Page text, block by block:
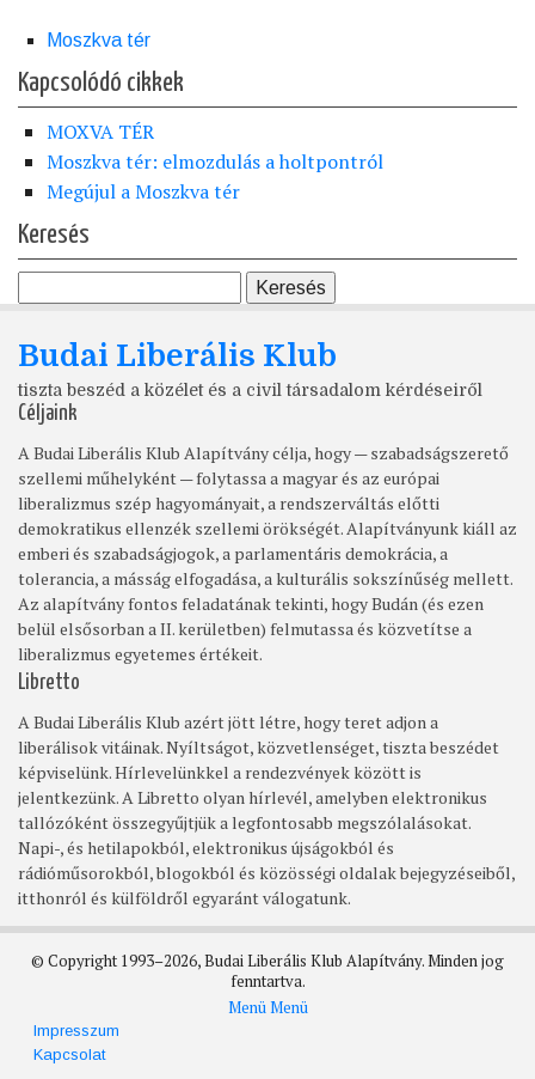
Moszkva tér
Kapcsolódó cikkek
MOXVA TÉR
Moszkva tér: elmozdulás a holtpontról
Megújul a Moszkva tér
Keresés
Budai Liberális Klub
tiszta beszéd a közélet és a civil társadalom kérdéseiről
Céljaink
A Budai Liberális Klub Alapítvány célja, hogy — szabadságszerető
szellemi műhelyként — folytassa a magyar és az európai
liberalizmus szép hagyományait, a rendszerváltás előtti
demokratikus ellenzék szellemi örökségét. Alapítványunk kiáll az
emberi és szabadságjogok, a parlamentáris demokrácia, a
tolerancia, a másság elfogadása, a kulturális sokszínűség mellett.
Az alapítvány fontos feladatának tekinti, hogy Budán (és ezen
belül elsősorban a II. kerületben) felmutassa és közvetítse a
liberalizmus egyetemes értékeit.
Libretto
A Budai Liberális Klub azért jött létre, hogy teret adjon a
liberálisok vitáinak. Nyíltságot, közvetlenséget, tiszta beszédet
képviselünk. Hírlevelünkkel a rendezvények között is
jelentkezünk. A Libretto olyan hírlevél, amelyben elektronikus
tallózóként összegyűjtjük a legfontosabb megszólalásokat.
Napi-, és hetilapokból, elektronikus újságokból és
rádióműsorokból, blogokból és közösségi oldalak bejegyzéseiből,
itthonról és külföldről egyaránt válogatunk.
© Copyright 1993–2026, Budai Liberális Klub Alapítvány. Minden jog
fenntartva.
Footer
Menü Menü
Impresszum
Kapcsolat